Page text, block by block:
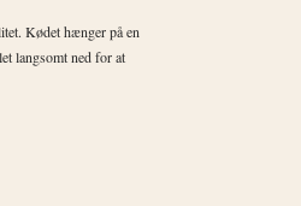
Kødet hænger på en
langsomt ned for at